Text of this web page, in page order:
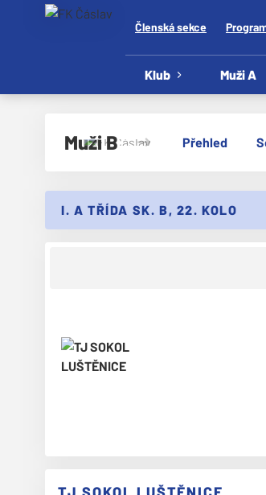
Členská sekce
Klub Muži A
Muži B Přehled
I. A TŘÍDA SK. B, 22. KOLO